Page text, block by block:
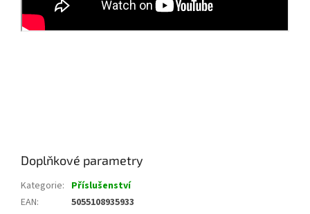
Doplňkové parametry
Kategorie: Příslušenství
EAN: 5055108935933